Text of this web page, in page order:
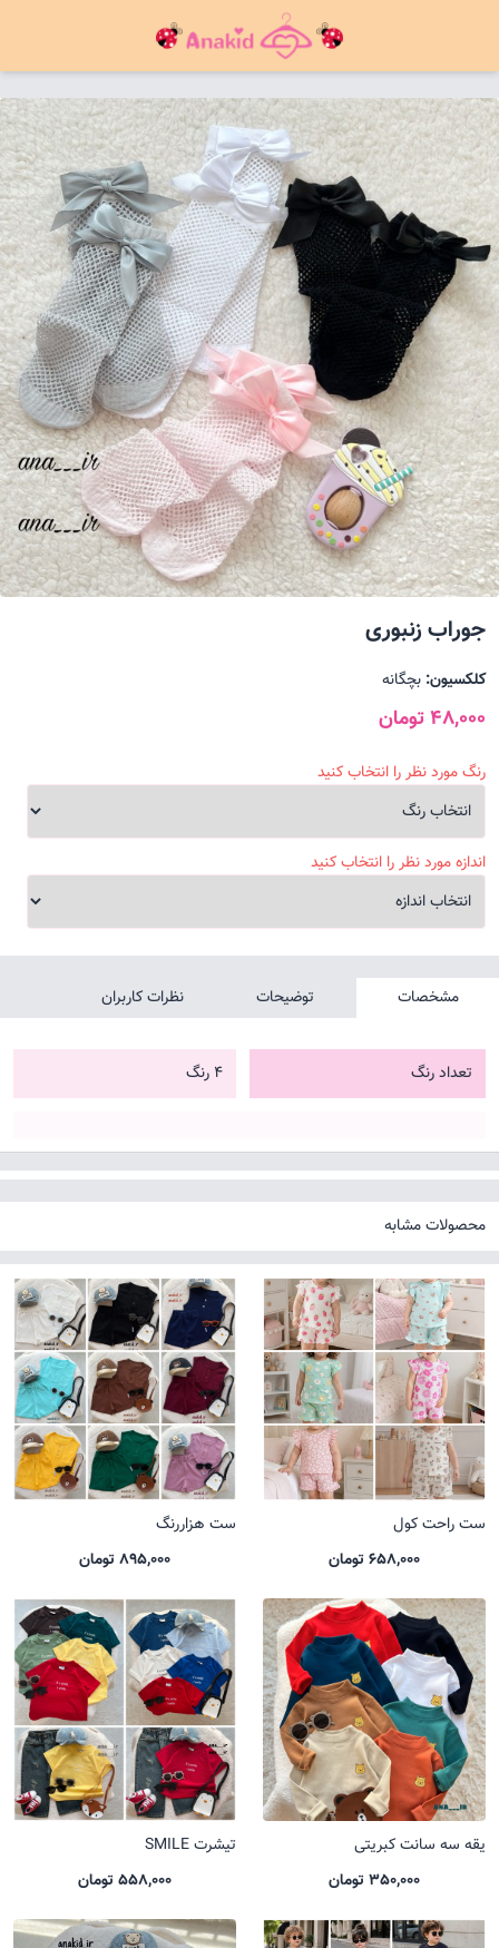
جوراب زنبوری
کلکسیون: بچگانه
48,000 تومان
رنگ مورد نظر را انتخاب کنید
اندازه مورد نظر را انتخاب کنید
مشخصات توضیحات نظرات کاربران
تعداد رنگ 4 رنگ
محصولات مشابه
ست راحت کول
658,000 تومان
ست هزاررنگ
895,000 تومان
یقه سه سانت کبریتی
350,000 تومان
تیشرت SMILE
558,000 تومان